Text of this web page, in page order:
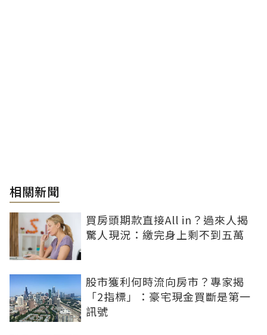
相關新聞
買房頭期款直接All in？過來人揭
驚人現況：繳完身上剩不到五萬
股市獲利何時流向房市？專家揭
「2指標」：豪宅現金買斷是第一
訊號